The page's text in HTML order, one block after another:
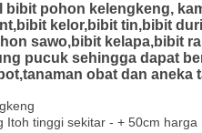
bibit pohon kelengkeng,
kelor,bibit tin,bibit
sawo,bibit kelapa,bibit
pucuk sehingga dapat
obat dan aneka
Itoh tinggi sekitar - + 50cm harga